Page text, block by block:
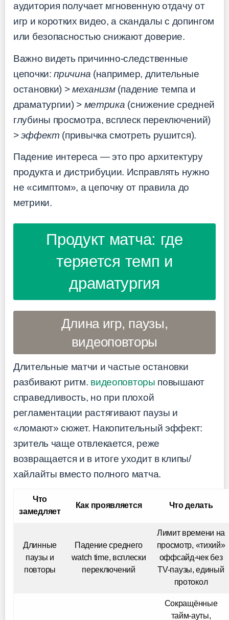
аудитория получает мгновенную отдачу от
игр и коротких видео, а скандалы с допингом
или безопасностью снижают доверие.
Важно видеть причинно-следственные
цепочки:причина (например, длительные
остановки) >механизм(падение темпа и
драматургии) > метрика (снижение средней
глубины просмотра, всплеск переключений)
>эффект (привычка смотреть рушится).
Падение интереса — это про архитектуру
продукта и дистрибуции. Исправлять нужно
не «симптом», а цепочку от правила до
метрики.
Продукт матча: где
теряется темп и
драматургия
Длина игр, паузы,
видеоповторы
Длительные матчи и частые остановки
разбивают ритм. видеоповторы повышают
справедливость, но при плохой
регламентации растягивают паузы и
«ломают» сюжет. Накопительный эффект:
зритель чаще отвлекается, реже
возвращается и в итоге уходит в клипы/
хайлайты вместо полного матча.
Что
замедляет
Как проявляется Что делать
Длинные
паузы и
повторы
Падение среднего
watch time, всплески
переключений
Лимит времени на
просмотр, «тихий»
оффсайд-чек без
TV-паузы, единый
протокол
Сокращённые
тайм-ауты,